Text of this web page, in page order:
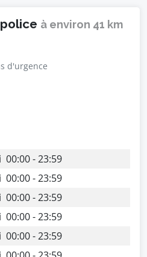
à environ 41 km
d'urgence
00:00 - 23:59
00:00 - 23:59
00:00 - 23:59
00:00 - 23:59
00:00 - 23:59